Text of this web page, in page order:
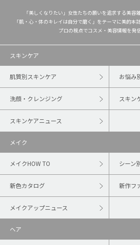
「美しくなりたい」女性たちの願いを追求する美容
「肌・心・体のキレイは自分で磨く」をテーマに美的本
プロの視点でコスメ・美容情報を発
スキンケア
肌質別スキンケア お悩み
洗顔・クレンジング スキン
スキンケアニュース
メイク
メイクHOW TO シーン
新色カタログ 新作フ
メイクアップニュース
ヘア